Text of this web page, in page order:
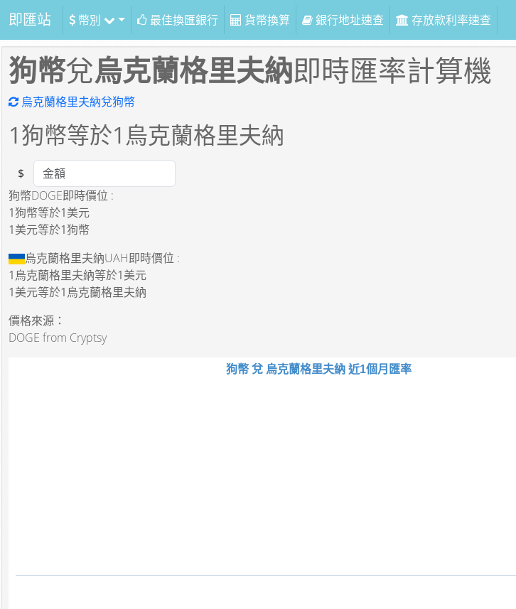
即匯站 幣別 最佳換匯銀行 貨幣換算 銀行地址速查 存放款利率速查
狗幣兌烏克蘭格里夫納即時匯率計算機
烏克蘭格里夫納兌狗幣
1狗幣等於1 烏克蘭格里夫納
Amount
$
狗幣DOGE即時價位 :
1狗幣等於1美元
1美元等於1狗幣
烏克蘭格里夫納UAH即時價位 :
1烏克蘭格里夫納等於1美元
1美元等於1烏克蘭格里夫納
價格來源：
DOGE from Cryptsy
狗幣 兌 烏克蘭格里夫納 近1個月匯率